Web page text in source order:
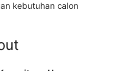
kebutuhan calon